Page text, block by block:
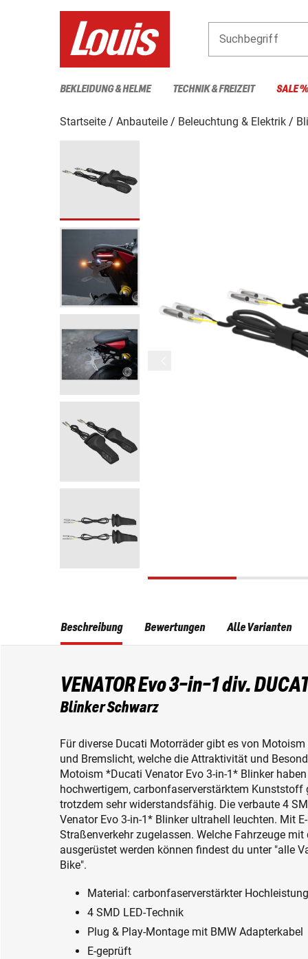
Suchbegriff
BEKLEIDUNG & HELME TECHNIK & FREIZEIT SALE %
Startseite Anbauteile Beleuchtung & Elektrik
Beschreibung
VENATOR Evo 3-in-1 div.
Blinker Schwarz
Für diverse Ducati Motorräder gibt es von
und Bremslicht, welche die Attraktivität und
Motoism *Ducati Venator Evo 3-in-1* Blinker
hochwertigem, carbonfaserverstärktem
trotzdem sehr widerstandsfähig. Die verbaute 4
Venator Evo 3-in-1* Blinker ultrahell leuchten. Mit
Straßenverkehr zugelassen. Welche Fahrzeuge
ausgerüstet werden können findest du unter "alle
Bike".
Material: carbonfaserverstärkter
4 SMD LED-Technik
Plug & Play-Montage mit BMW Adapterkabel
E-geprüft
Bewertungen Alle Varianten